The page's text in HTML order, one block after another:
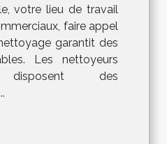
votre lieu de travail
faire appel
garantit des
Les nettoyeurs
disposent des